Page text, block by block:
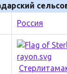
Россия